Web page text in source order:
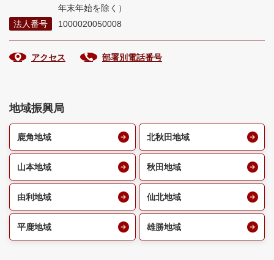
年末年始を除く）
法人番号
1000020050008
アクセス 部署別電話番号
地域振興局
鹿角地域 北秋田地域
山本地域 秋田地域
由利地域 仙北地域
平鹿地域 雄勝地域